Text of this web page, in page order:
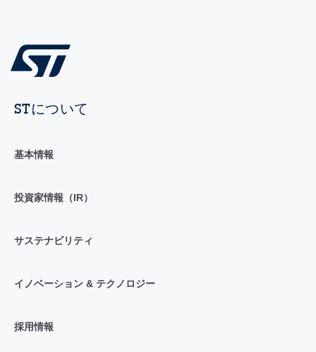
STについて
基本情報
投資家情報（IR）
サステナビリティ
イノベーション & テクノロジー
採用情報